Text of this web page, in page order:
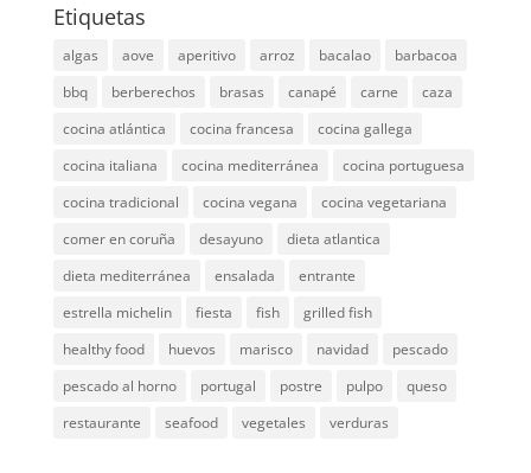
Etiquetas
algas aove aperitivo arroz bacalao
barbacoa
bbq
berberechos brasas canapé carne
caza
cocina atlántica
cocina francesa
cocina gallega
cocina italiana
cocina mediterránea
cocina portuguesa
cocina tradicional
cocina vegana
cocina vegetariana
comer en coruña
desayuno
dieta atlantica
dieta mediterránea
ensalada
entrante
estrella michelin
fiesta fish
grilled fish
healthy food
huevos marisco navidad
pescado
pescado al horno
portugal postre pulpo
queso
restaurante
seafood vegetales verduras